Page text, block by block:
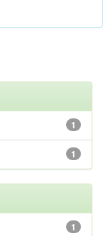
1
1
1